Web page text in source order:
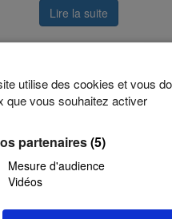
utilise des cookies et vous
que vous souhaitez activer
partenaires(5)
Mesure d'audience
Vidéos
Lire la suite